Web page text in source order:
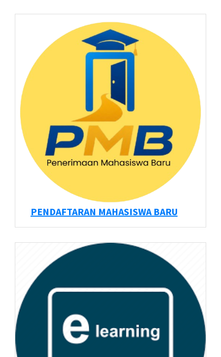
PENDAFTARAN MAHASISWA BARU